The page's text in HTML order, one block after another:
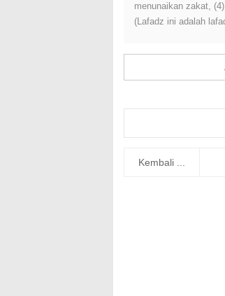
menunaikan zakat,
(Lafadz ini adalah
Kembali ...